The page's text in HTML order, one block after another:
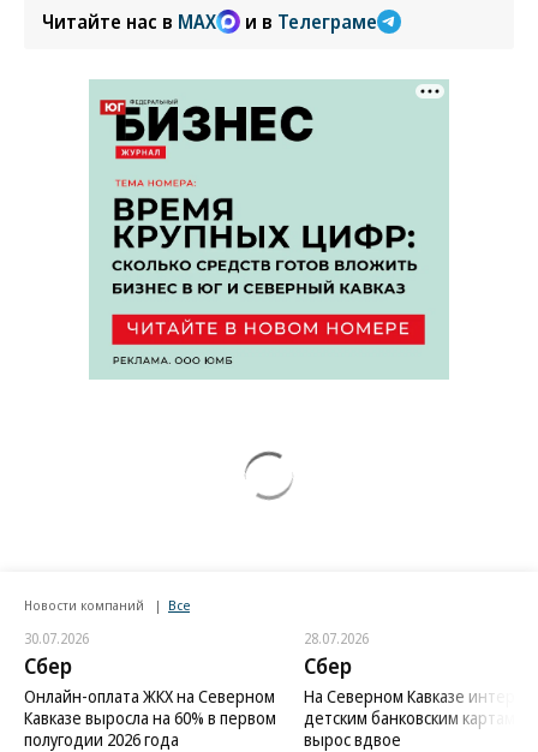
Читайте нас в MAX и в Телеграме
Новости компаний Все
30.07.2026
Сбер
Онлайн-оплата ЖКХ на Северном
Кавказе выросла на 60% в первом
полугодии 2026 года
28.07.2026
Сбер
На Северном Кавказе интерес
детским банковским картам
вырос вдвое